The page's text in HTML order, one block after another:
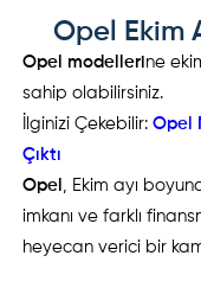
Opel Ekim
Opel modelleri ne
sahip olabilirsiniz.
İlginizi Çekebilir:Opel
Çıktı
Opel , Ekim ayı
imkanı ve farklı
heyecan verici bir